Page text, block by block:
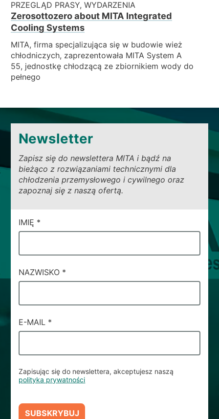
PRZEGLĄD PRASY, WYDARZENIA
Zerosottozero about MITA Integrated
Cooling Systems
MITA, firma specjalizująca się w budowie wież
chłodniczych, zaprezentowała MITA System A
55, jednostkę chłodzącą ze zbiornikiem wody do
pełnego
Newsletter
Zapisz się do newslettera MITA i bądź na
bieżąco z rozwiązaniami technicznymi dla
chłodzenia przemysłowego i cywilnego oraz
zapoznaj się z naszą ofertą.
CAMPI
DI
IMIĘ *
NAZWISKO *
E-MAIL *
Zapisując się do newslettera, akceptujesz naszą
polityka prywatności
SUBSKRYBUJ